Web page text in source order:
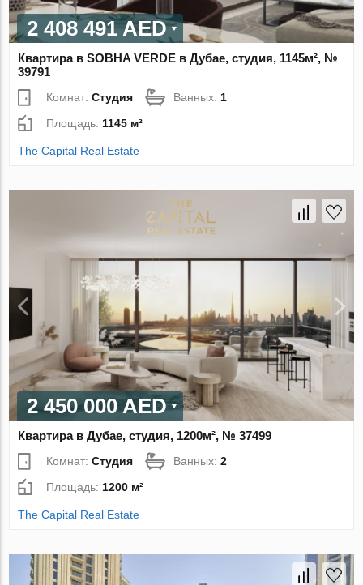
2 408 491 AED
Квартира в SOBHA VERDE в Дубае, студия, 1145м², №
39791
Комнат:Студия Ванных:1
Площадь:1145 м²
The Capital Real Estate
2 450 000 AED
Квартира в Дубае, студия, 1200м², № 37499
Комнат:Студия Ванных:2
Площадь: 1200 м²
The Capital Real Estate